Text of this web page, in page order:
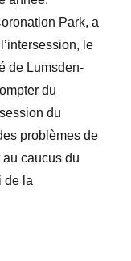
Park, a
le
de Lumsden-
du
du
problèmes de
caucus du
de la